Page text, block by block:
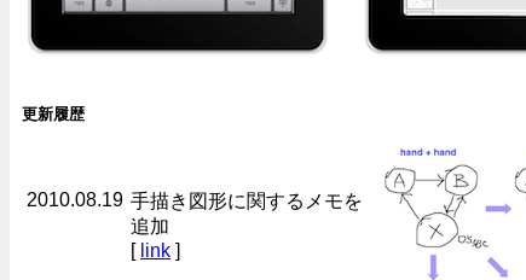
更新履歴
2010.08.19 手描き図形に関するメモを
追加
[ link ]